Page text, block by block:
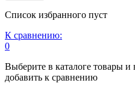
Список избранного пуст
К сравнению:
0
Выберите в каталоге товары и
добавить к сравнению